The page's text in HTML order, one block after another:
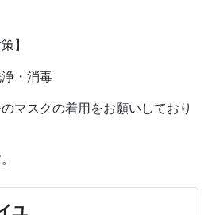
】
・消毒
マスクの着用をお願いしており